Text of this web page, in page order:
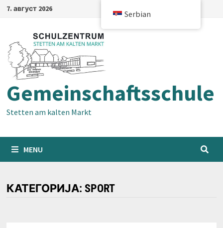
Skip7. август 2026
Gemeinschaftsschule
Stetten am kalten Markt
MENU
КАТЕГОРИЈА: SPORT
Serbian